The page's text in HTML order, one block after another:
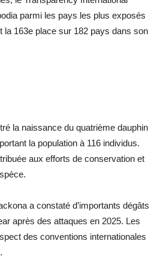
parmi les pays les plus exposés
la 163e place sur 182 pays dans son
la naissance du quatrième dauphin
la population à 116 individus.
aux efforts de conservation et
a constaté d’importants dégâts
après des attaques en 2025. Les
des conventions internationales